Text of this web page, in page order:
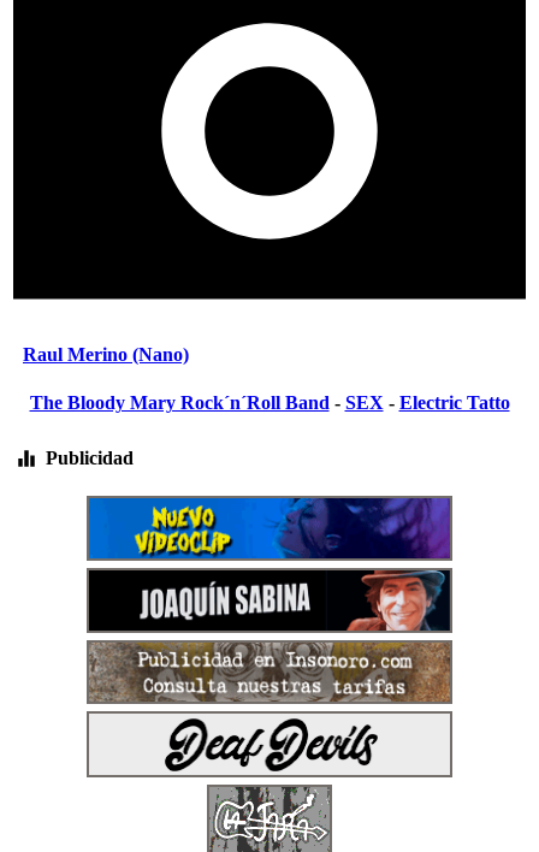
Raul Merino (Nano)
The Bloody Mary Rock´n´Roll Band - SEX - Electric Tatto
Publicidad